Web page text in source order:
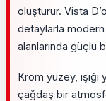
oluşturur. Vista
detaylarla
alanlarında güçlü
Krom yüzey,
çağdaş bir